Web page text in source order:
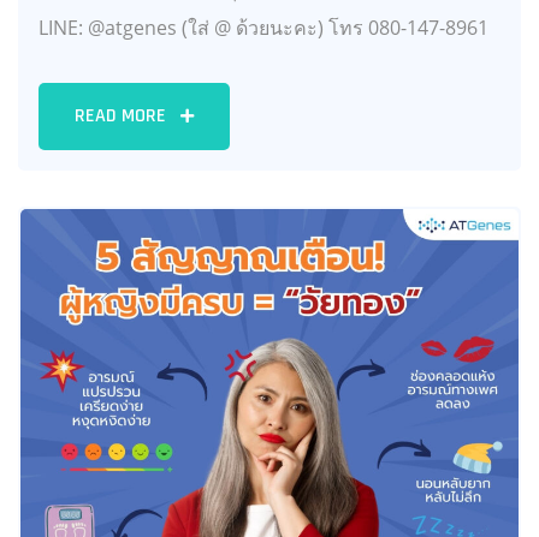
LINE: @atgenes (ใส่ @ ด้วยนะคะ) โทร 080-147-8961
READ MORE